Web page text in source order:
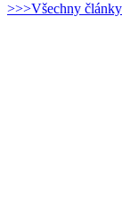
>>>Všechny články